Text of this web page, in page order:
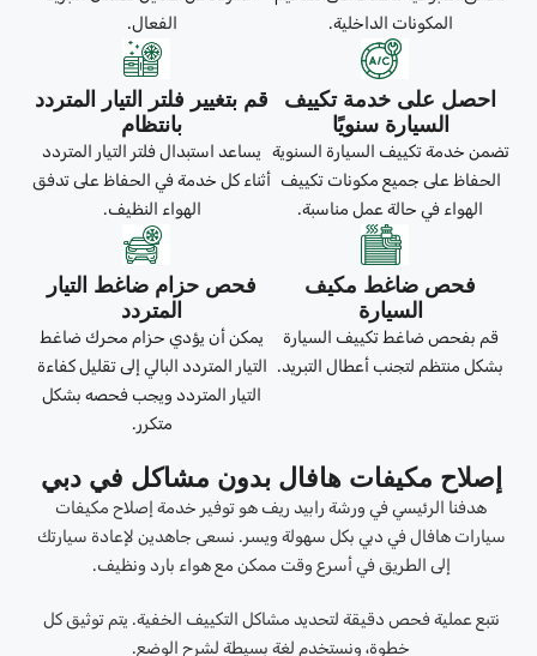
المكونات الداخلية.
الفعال.
احصل على خدمة تكييف
السيارة سنويًا
تضمن خدمة تكييف السيارة السنوية
الحفاظ على جميع مكونات تكييف
الهواء في حالة عمل مناسبة.
قم بتغيير فلتر التيار المتردد
بانتظام
يساعد استبدال فلتر التيار المتردد
أثناء كل خدمة في الحفاظ على تدفق
الهواء النظيف.
فحص ضاغط مكيف
السيارة
قم بفحص ضاغط تكييف السيارة
بشكل منتظم لتجنب أعطال التبريد.
فحص حزام ضاغط التيار
المتردد
يمكن أن يؤدي حزام محرك ضاغط
التيار المتردد البالي إلى تقليل كفاءة
التيار المتردد ويجب فحصه بشكل
متكرر.
إصلاح مكيفات هافال بدون مشاكل في دبي
هدفنا الرئيسي في ورشة رابيد ريف هو توفير خدمة إصلاح مكيفات
سيارات هافال في دبي بكل سهولة ويسر. نسعى جاهدين لإعادة سيارتك
إلى الطريق في أسرع وقت ممكن مع هواء بارد ونظيف.
نتبع عملية فحص دقيقة لتحديد مشاكل التكييف الخفية. يتم توثيق كل
خطوة، ونستخدم لغة بسيطة لشرح الوضع.